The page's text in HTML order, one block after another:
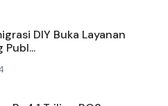
DIY Buka Layanan
Publ...